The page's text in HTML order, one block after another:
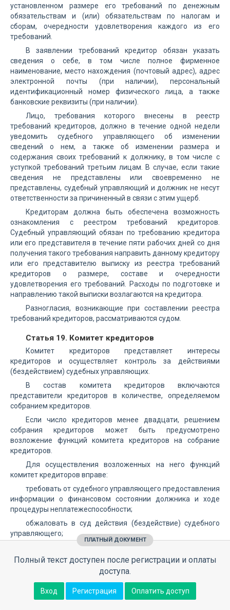
установленном размере его требований по денежным
обязательствам и (или) обязательствам по налогам и
сборам, очередности удовлетворения каждого из его
требований.
В заявлении требований кредитор обязан указать
сведения о себе, в том числе полное фирменное
наименование, место нахождения (почтовый адрес), адрес
электронной почты (при наличии), персональный
идентификационный номер физического лица, а также
банковские реквизиты (при наличии).
Лицо, требования которого внесены в реестр
требований кредиторов, должно в течение одной недели
уведомить судебного управляющего об изменении
сведений о нем, а также об изменении размера и
содержания своих требований к должнику, в том числе с
уступкой требований третьим лицам. В случае, если такие
сведения не представлены или своевременно не
представлены, судебный управляющий и должник не несут
ответственности за причиненный в связи с этим ущерб.
Кредиторам должна быть обеспечена возможность
ознакомления с реестром требований кредиторов.
Судебный управляющий обязан по требованию кредитора
или его представителя в течение пяти рабочих дней со дня
получения такого требования направить данному кредитору
или его представителю выписку из реестра требований
кредиторов о размере, составе и очередности
удовлетворения его требований. Расходы по подготовке и
направлению такой выписки возлагаются на кредитора.
Разногласия, возникающие при составлении реестра
требований кредиторов, рассматриваются судом.
Статья 19. Комитет кредиторов
Комитет кредиторов представляет интересы
кредиторов и осуществляет контроль за действиями
(бездействием) судебных управляющих.
В состав комитета кредиторов включаются
представители кредиторов в количестве, определяемом
собранием кредиторов.
Если число кредиторов менее двадцати, решением
собрания кредиторов может быть предусмотрено
возложение функций комитета кредиторов на собрание
кредиторов.
Для осуществления возложенных на него функций
комитет кредиторов вправе:
требовать от судебного управляющего предоставления
информации о финансовом состоянии должника и ходе
процедуры неплатежеспособности;
обжаловать в суд действия (бездействие) судебного
управляющего;
избрать своего представителя для участия в деле о
неплатежеспособности;
осуществлять иные действия, предусмотренные
настоящим Законом и планом судебной санации или
внешнего управления.
ПЛАТНЫЙ ДОКУМЕНТ
Полный текст доступен после регистрации и оплаты
доступа.
Вход Регистрация Оплатить доступ